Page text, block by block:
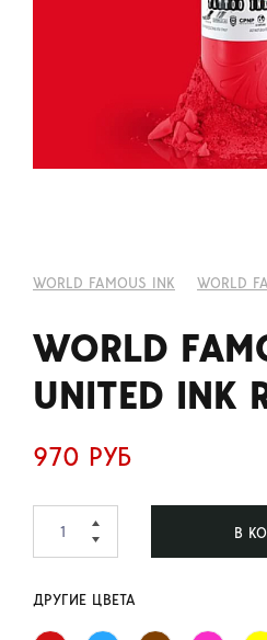
WORLD FAMOUS INK WORLD
WORLD
UNITED INK
970 РУБ
В
ДРУГИЕ ЦВЕТА